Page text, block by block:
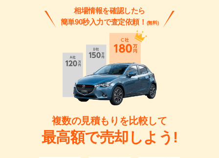
相場情報を確認したら
簡単90秒入力で査定依頼！ (無料)
複数の見積もりを比較して
最高額で売却しよう!